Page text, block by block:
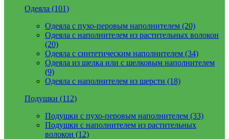
Одеяла (101)
Одеяла с пухо-перовым наполнителем (20)
Одеяла с наполнителем из растительных волокон
(20)
Одеяла с синтетическим наполнителем (34)
Одеяла из шелка или с шелковым наполнителем
(9)
Одеяла с наполнителем из шерсти (18)
Подушки (112)
Подушки с пухо-перовым наполнителем (33)
Подушки с наполнителем из растительных
волокон (12)